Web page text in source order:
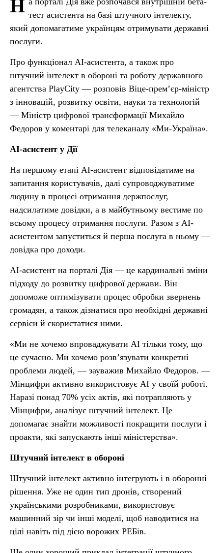
Н тест асистента на базі штучного інтелекту,
який допомагатиме українцям отримувати державні
послуги.
Про функціонал AI-асистента, а також про
штучний інтелект в обороні та роботу державного
агентства PlayCity — розповів Віце-прем’єр-міністр
з інновацій, розвитку освіти, науки та технологій
— Міністр цифрової трансформації Михайло
Федоров у коментарі для телеканалу «Ми-Україна».
AI-асистент у Дії
На першому етапі AI-асистент відповідатиме на
запитання користувачів, далі супроводжуватиме
людину в процесі отримання держпослуг,
надсилатиме довідки, а в майбутньому вестиме по
всьому процесу отримання послуги. Разом з AI-
асистентом запуститься й перша послуга в ньому —
довідка про доходи.
AI-асистент на порталі Дія — це кардинальні зміни
підходу до розвитку цифрової держави. Він
допоможе оптимізувати процес обробки звернень
громадян, а також дізнатися про необхідні державні
сервіси й скористатися ними.
«Ми не хочемо впроваджувати AI тільки тому, що
це сучасно. Ми хочемо розв’язувати конкретні
проблеми людей, — зауважив Михайло Федоров. —
Мінцифри активно використовує AI у своїй роботі.
Наразі понад 70% усіх актів, які потрапляють у
Мінцифри, аналізує штучний інтелект. Це
допомагає знайти можливості покращити послуги і
проакти, які запускають інші міністерства».
Штучний інтелект в обороні
Штучний інтелект активно інтегрують і в оборонні
рішення. Уже не один тип дронів, створений
українськими розробниками, використовує
машинний зір чи інші моделі, щоб наводитися на
цілі навіть під дією ворожих РЕБів.